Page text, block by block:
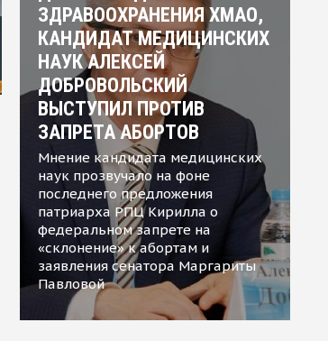
ЗДРАВООХРАНЕНИЯ ХМАО,
КАНДИДАТ МЕДИЦИНСКИХ
НАУК АЛЕКСЕЙ
ДОБРОВОЛЬСКИЙ
ВЫСТУПИЛ ПРОТИВ
ЗАПРЕТА АБОРТОВ
Мнение кандидата медицинских
наук прозвучало на фоне
последнего предложения
патриарха РПЦ Кирилла о
федеральном запрете на
«склонение» к абортам и
заявления сенатора Маргариты
Павловой